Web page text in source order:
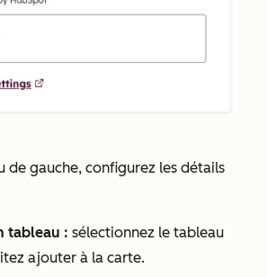
de gauche, configurez les détails
tableau : sélectionnez le tableau
ajouter à la carte.